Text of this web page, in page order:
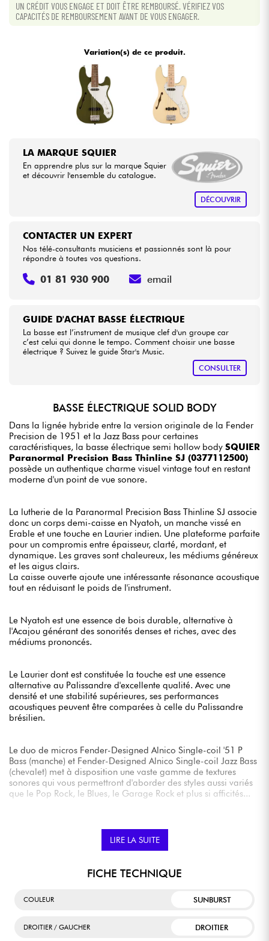
UN CRÉDIT VOUS ENGAGE ET DOIT ÊTRE REMBOURSÉ. VÉRIFIEZ VOS
CAPACITÉS DE REMBOURSEMENT AVANT DE VOUS ENGAGER.
Variation(s) de ce produit.
LA MARQUE SQUIER
En apprendre plus sur la marque Squier
et découvrir l'ensemble du catalogue.
DÉCOUVRIR
GUIDE D'ACHAT BASSE ÉLECTRIQUE
La basse est l’instrument de musique clef d'un groupe car
c’est celui qui donne le tempo. Comment choisir une basse
électrique ? Suivez le guide Star's Music.
CONSULTER
CONTACTER UN EXPERT
Nos télé-consultants musiciens et passionnés sont là pour
répondre à toutes vos questions.
01 81 930 900 email
BASSE ÉLECTRIQUE SOLID BODY
Dans la lignée hybride entre la version originale de la Fender
Precision de 1951 et la Jazz Bass pour certaines
caractéristiques, la basse électrique semi hollow body SQUIER
Paranormal Precision Bass Thinline SJ (0377112500)
possède un authentique charme visuel vintage tout en restant
moderne d'un point de vue sonore.
La lutherie de la Paranormal Precision Bass Thinline SJ associe
donc un corps demi-caisse en Nyatoh, un manche vissé en
Erable et une touche en Laurier indien. Une plateforme parfaite
pour un compromis entre épaisseur, clarté, mordant, et
dynamique. Les graves sont chaleureux, les médiums généreux
et les aigus clairs.
La caisse ouverte ajoute une intéressante résonance acoustique
tout en réduisant le poids de l'instrument.
Le Nyatoh est une essence de bois durable, alternative à
l'Acajou générant des sonorités denses et riches, avec des
médiums prononcés.
Le Laurier dont est constituée la touche est une essence
alternative au Palissandre d'excellente qualité. Avec une
densité et une stabilité supérieures, ses performances
acoustiques peuvent être comparées à celle du Palissandre
brésilien.
Le duo de micros Fender-Designed Alnico Single-coil '51 P
Bass (manche) et Fender-Designed Alnico Single-coil Jazz Bass
(chevalet) met à disposition une vaste gamme de textures
sonores qui vous permettront d'aborder des styles aussi variés
que le Pop Rock, le Blues, le Garage Rock et plus si afficités...
agréable en C, radius 9.5", frettes narrow-tall) et vous obtenez
d'appoint de qualité.
LIRE LA SUITE
FICHE TECHNIQUE
COULEUR SUNBURST
DROITIER / GAUCHER DROITIER